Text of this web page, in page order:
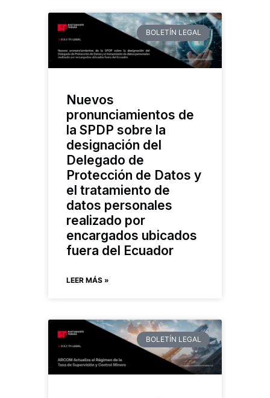
BOLETÍN LEGAL
Nuevos
pronunciamientos de
la SPDP sobre la
designación del
Delegado de
Protección de Datos y
el tratamiento de
datos personales
realizado por
encargados ubicados
fuera del Ecuador
LEER MÁS »
BOLETÍN LEGAL